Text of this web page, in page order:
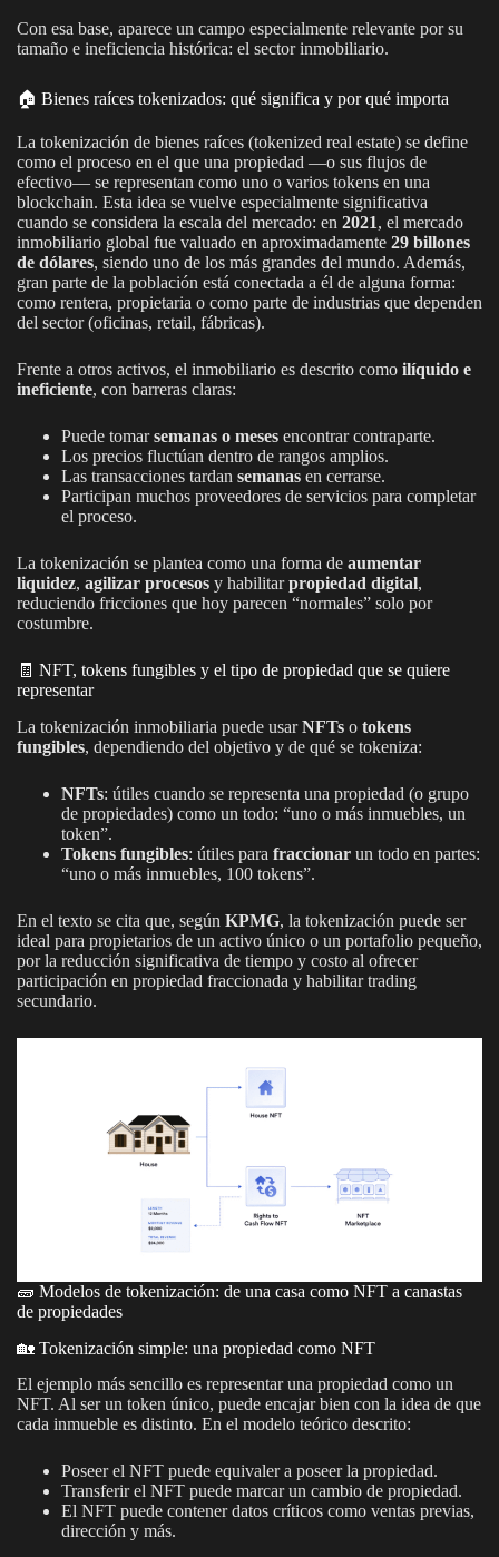
Con esa base, aparece un campo especialmente relevante por su
tamaño e ineficiencia histórica: el sector inmobiliario.
🏠 Bienes raíces tokenizados: qué significa y por qué importa
La tokenización de bienes raíces (tokenized real estate) se define
como el proceso en el que una propiedad —o sus flujos de
efectivo— se representan como uno o varios tokens en una
blockchain. Esta idea se vuelve especialmente significativa
cuando se considera la escala del mercado: en 2021, el mercado
inmobiliario global fue valuado en aproximadamente 29 billones
de dólares, siendo uno de los más grandes del mundo. Además,
gran parte de la población está conectada a él de alguna forma:
como rentera, propietaria o como parte de industrias que dependen
del sector (oficinas, retail, fábricas).
Frente a otros activos, el inmobiliario es descrito como ilíquido e
ineficiente, con barreras claras:
Puede tomarsemanas o meses encontrar contraparte.
Los precios fluctúan dentro de rangos amplios.
Las transacciones tardan semanas en cerrarse.
Participan muchos proveedores de servicios para completar
el proceso.
La tokenización se plantea como una forma de aumentar
liquidez, agilizar procesos y habilitarpropiedad digital,
reduciendo fricciones que hoy parecen “normales” solo por
costumbre.
🧾 NFT, tokens fungibles y el tipo de propiedad que se quiere
representar
La tokenización inmobiliaria puede usarNFTs o tokens
fungibles, dependiendo del objetivo y de qué se tokeniza:
NFTs: útiles cuando se representa una propiedad (o grupo
de propiedades) como un todo: “uno o más inmuebles, un
token”.
Tokens fungibles: útiles para fraccionar un todo en partes:
“uno o más inmuebles, 100 tokens”.
En el texto se cita que, según KPMG, la tokenización puede ser
ideal para propietarios de un activo único o un portafolio pequeño,
por la reducción significativa de tiempo y costo al ofrecer
participación en propiedad fraccionada y habilitar trading
secundario.
🧱 Modelos de tokenización: de una casa como NFT a canastas
de propiedades
🏡 Tokenización simple: una propiedad como NFT
El ejemplo más sencillo es representar una propiedad como un
NFT. Al ser un token único, puede encajar bien con la idea de que
cada inmueble es distinto. En el modelo teórico descrito:
Poseer el NFT puede equivaler a poseer la propiedad.
Transferir el NFT puede marcar un cambio de propiedad.
El NFT puede contener datos críticos como ventas previas,
dirección y más.